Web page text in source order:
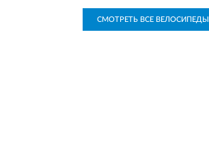
СМОТРЕТЬ ВСЕ ВЕЛОСИПЕДЫ